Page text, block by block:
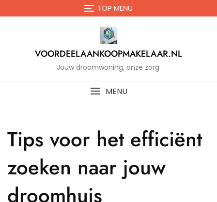
de
TOP MENU
VOORDEELAANKOOPMAKELAAR.NL
Jouw droomwoning, onze zorg.
MENU
Tips voor het efficiënt
zoeken naar jouw
droomhuis